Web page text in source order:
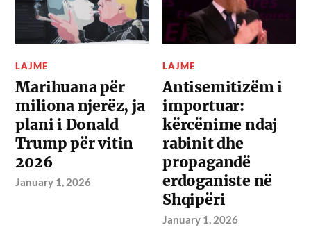
LAJME
Marihuana për
miliona njerëz, ja
plani i Donald
Trump për vitin
2026
January 1, 2026
LAJME
Antisemitizëm i
importuar:
kërcënime ndaj
rabinit dhe
propagandë
erdoganiste në
Shqipëri
January 1, 2026